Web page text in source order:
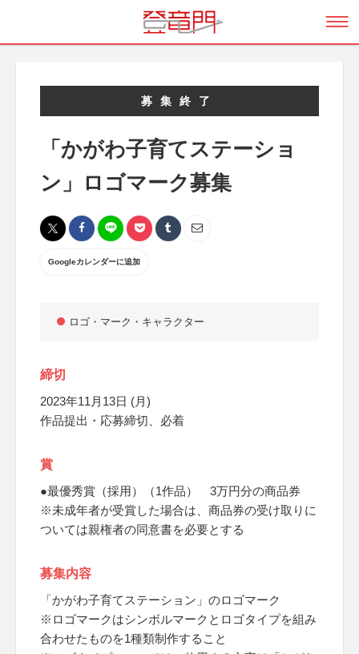
募集終了
「かがわ子育てステーショ
ン」ロゴマーク募集
Googleカレンダーに追加
ロゴ・マーク・キャラクター
締切
2023年11月13日 (月)
作品提出・応募締切、必着
賞
●最優秀賞（採用）（1作品） 3万円分の商品券
※未成年者が受賞した場合は、商品券の受け取りに
ついては親権者の同意書を必要とする
募集内容
「かがわ子育てステーション」のロゴマーク
※ロゴマークはシンボルマークとロゴタイプを組み
合わせたものを1種類制作すること